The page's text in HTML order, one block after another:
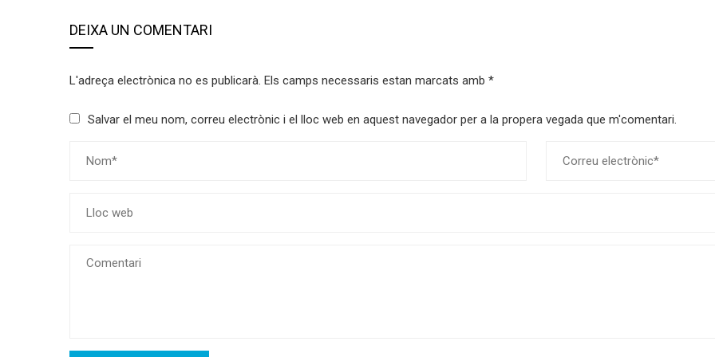
DEIXA UN COMENTARI
L'adreça electrònica no es publicarà. Els camps necessaris estan marcats amb *
Salvar el meu nom, correu electrònic i el lloc web en aquest navegador per a la propera vegada que m'comentari.